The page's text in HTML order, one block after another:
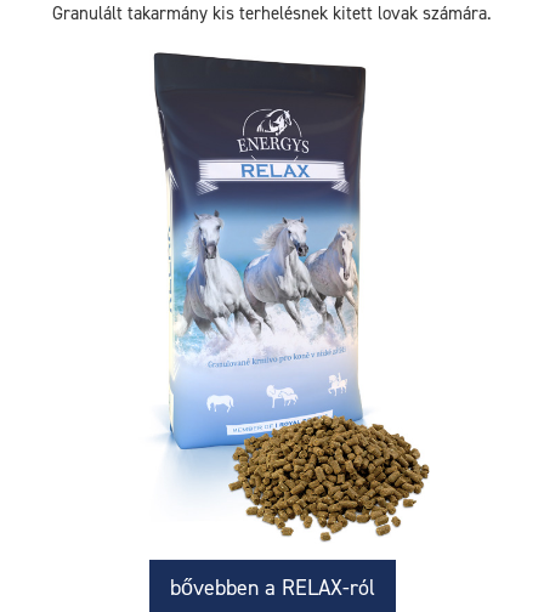
Granulált takarmány kis terhelésnek kitett lovak számára.
bővebben a RELAX-ról